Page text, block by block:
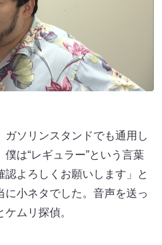
ガソリンスタンドでも通用し
は“レギュラー”という言葉
よろしくお願いします」と
小ネタでした。音声を送っ
ムリ探偵。